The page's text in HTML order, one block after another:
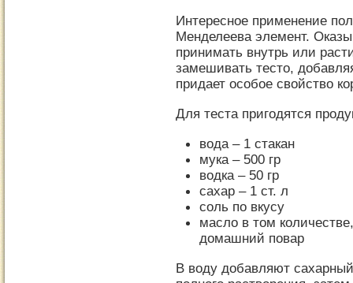
Интересное применение
Менделеева элемент.
принимать внутрь или
замешивать тесто,
придает особое свойство
Для теста пригодятся
вода – 1 стакан
мука – 500 гр
водка – 50 гр
сахар – 1 ст. л
соль по вкусу
масло в том
домашний повар
В воду добавляют